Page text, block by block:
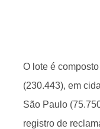
O lote é
(230.443), em
São Paulo
registro de